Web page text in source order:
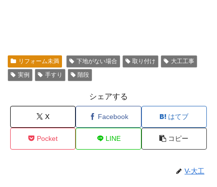
リフォーム未満 下地がない場合 取り付け
大工工事
実例
手すり 階段
シェアする
X Facebook はてブ
Pocket LINE コピー
V-大工